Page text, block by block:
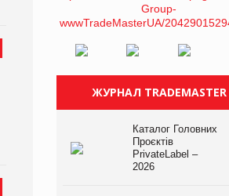
ЖУРНАЛ TRADEMASTER
Каталог Головних
Проєктів
PrivateLabel –
2026